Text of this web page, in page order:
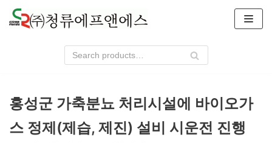
콘
텐
뛰
기
홍성군 가축분뇨 처리시설에 바이오가
스 정제(제습, 제진) 설비 시운전 진행